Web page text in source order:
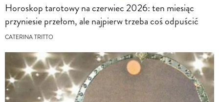
Horoskop tarotowy na czerwiec 2026: ten miesiąc
przyniesie przełom, ale najpierw trzeba coś odpuścić
CATERINA TRITTO